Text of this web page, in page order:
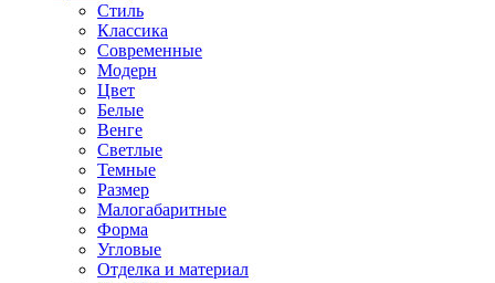
Стиль
Классика
Современные
Модерн
Цвет
Белые
Венге
Светлые
Темные
Размер
Малогабаритные
Форма
Угловые
Отделка и материал